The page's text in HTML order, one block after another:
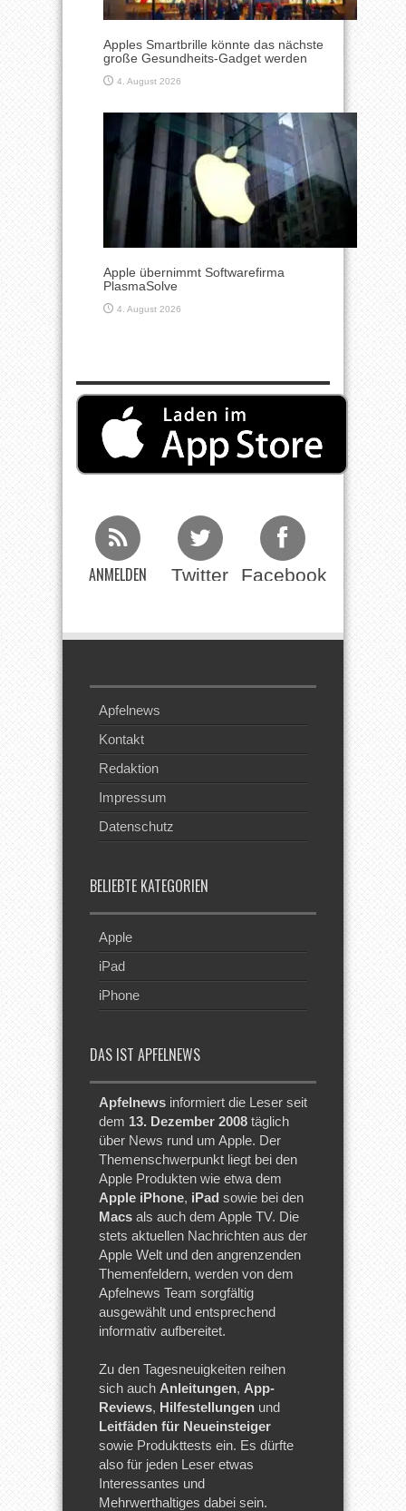
Apples Smartbrille könnte das nächste
große Gesundheits-Gadget werden
4. August 2026
Apple übernimmt Softwarefirma
PlasmaSolve
4. August 2026
ANMELDEN Twitter Facebook
Apfelnews
Kontakt
Redaktion
Impressum
Datenschutz
BELIEBTE KATEGORIEN
Apple
iPad
iPhone
DAS IST APFELNEWS
Apfelnews informiert die Leser seit
dem 13. Dezember 2008 täglich
über News rund um Apple. Der
Themenschwerpunkt liegt bei den
Apple Produkten wie etwa dem
Apple iPhone, iPad sowie bei den
Macs als auch dem Apple TV. Die
stets aktuellen Nachrichten aus der
Apple Welt und den angrenzenden
Themenfeldern, werden von dem
Apfelnews Team sorgfältig
ausgewählt und entsprechend
informativ aufbereitet.
Zu den Tagesneuigkeiten reihen
sich auch Anleitungen, App-
Reviews, Hilfestellungen und
Leitfäden für Neueinsteiger
sowie Produkttests ein. Es dürfte
also für jeden Leser etwas
Interessantes und
Mehrwerthaltiges dabei sein.